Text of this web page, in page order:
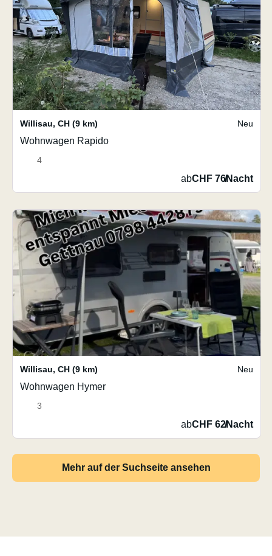
Willisau, CH (9 km) Neu
Wohnwagen Rapido
4
abCHF 76/Nacht
Willisau, CH (9 km) Neu
Wohnwagen Hymer
3
abCHF 62/Nacht
Mehr auf der Suchseite ansehen